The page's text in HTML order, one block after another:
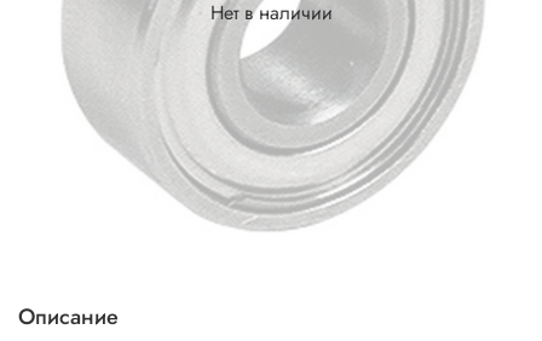
Нет в наличии
Описание